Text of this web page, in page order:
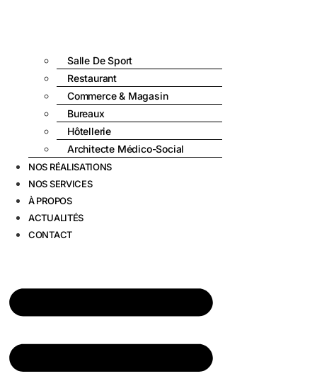
Salle De Sport
Restaurant
Commerce & Magasin
Bureaux
Hôtellerie
Architecte Médico-Social
NOS RÉALISATIONS
NOS SERVICES
À PROPOS
ACTUALITÉS
CONTACT